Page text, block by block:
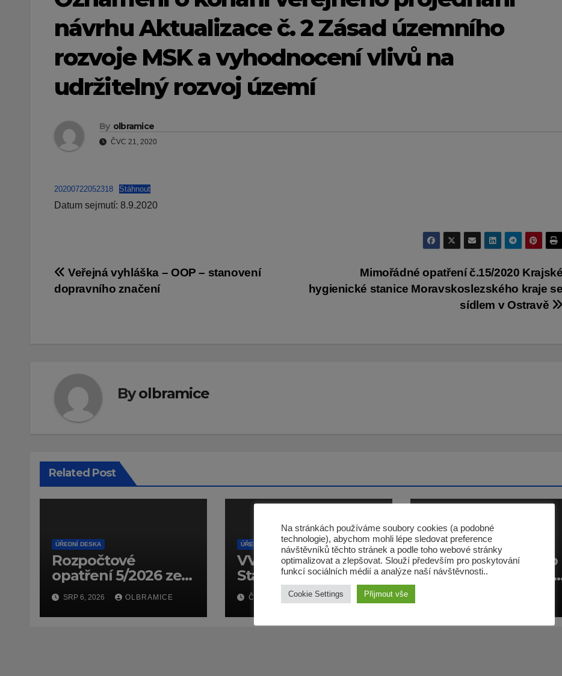
návrhu Aktualizace č. 2 Zásad územního
rozvoje MSK a vyhodnocení vlivů na
udržitelný rozvoj území
By olbramice
ČVC 21, 2020
20200722052318 Stáhnout
Datum sejmutí: 8.9.2020
Navigace
pro
Mimořádné opatření č.15/2020 Krajské
hygienické stanice Moravskoslezského kraje se
sídlem v Ostravě
Veřejná vyhláška – OOP – stanovení
dopravního značení
Byolbramice
Related Post
ÚŘEDNÍ DESKA
Rozpočtové
opatření 5/2026 ze
dne 14.7.2026
SRP 6, 2026 OLBRAMICE
ÚŘEDNÍ DESKA
VV – OOP –
Stanovení
dopravního značení
(dočasného) č.
7159/26/Olbramice
ČVC 16, 2026 OLBRAMICE
ÚŘEDNÍ DESKA
Vyhlášení právního
předpisu – Nařízení
Na stránkách používáme soubory cookies (a podobné
technologie), abychom mohli lépe sledovat preference
návštěvníků těchto stránek a podle toho webové stránky
optimalizovat a zlepšovat. Slouží především pro poskytování
funkcí sociálních médií a analýze naší návštěvnosti..
Cookie Settings Přijmout vše